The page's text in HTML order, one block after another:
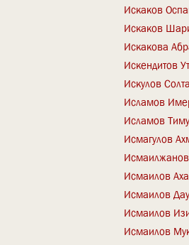
Искаков
Искаков
Искакова
Искендитов
Искулов
Исламов
Исламов
Исмагулов
Исмаилов
Исмаилов
Исмаилов
Исмаилов